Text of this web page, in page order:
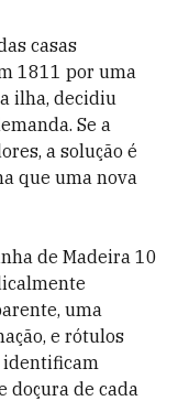
casas
1811 por uma
ilha, decidiu
Se a
a solução é
que uma nova
de Madeira 10
uma
e rótulos
identificam
doçura de cada